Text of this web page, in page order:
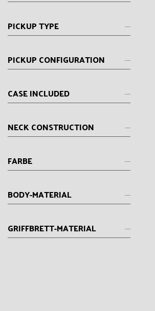
PICKUP TYPE
PICKUP CONFIGURATION
CASE INCLUDED
NECK CONSTRUCTION
FARBE
BODY-MATERIAL
GRIFFBRETT-MATERIAL